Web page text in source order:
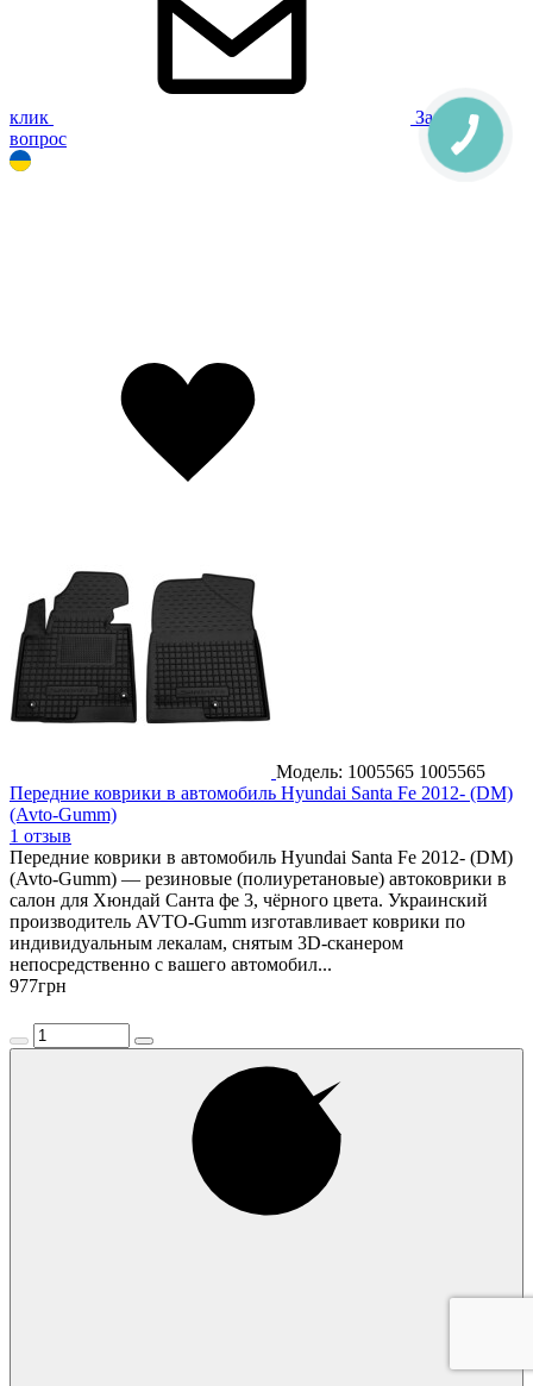
клик
Задать
вопрос
Модель: 1005565 1005565
Передние коврики в автомобиль Hyundai Santa Fe 2012- (DM)
(Avto-Gumm)
1 отзыв
Передние коврики в автомобиль Hyundai Santa Fe 2012- (DM)
(Avto-Gumm) — резиновые (полиуретановые) автоковрики в
салон для Хюндай Санта фе 3, чёрного цвета. Украинский
производитель AVTO-Gumm изготавливает коврики по
индивидуальным лекалам, снятым 3D-сканером
непосредственно с вашего автомобил...
977грн